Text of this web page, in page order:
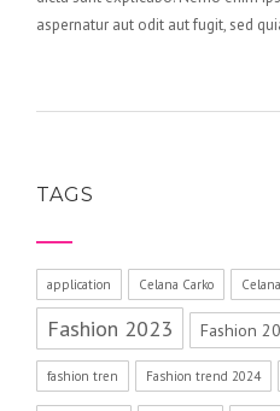
aspernatur aut odit aut fugit, sed
TAGS
application Celana Carko
Fashion 2023
Fashion
fashion tren Fashion trend 2024